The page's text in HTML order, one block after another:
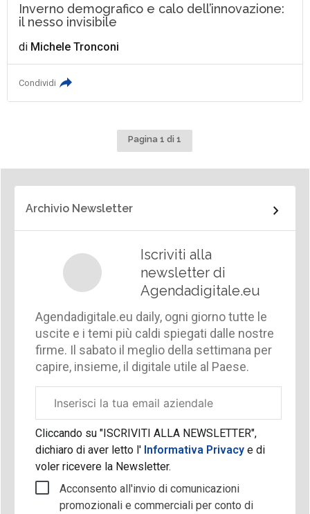
Inverno demografico e calo dell’innovazione:
il nesso invisibile
di Michele Tronconi
Condividi
Pagina 1 di 1
Archivio Newsletter
Iscriviti alla
newsletter di
Agendadigitale.eu
Agendadigitale.eu daily, ogni giorno tutte le
uscite e i temi più caldi spiegati dalle nostre
firme. Il sabato il meglio della settimana per
capire, insieme, il digitale utile al Paese.
aziendale
Cliccando su "ISCRIVITI ALLA NEWSLETTER",
dichiaro di aver letto l'Informativa Privacy e di
voler ricevere la Newsletter.
Acconsento all'invio di comunicazioni
promozionali e commerciali per conto di